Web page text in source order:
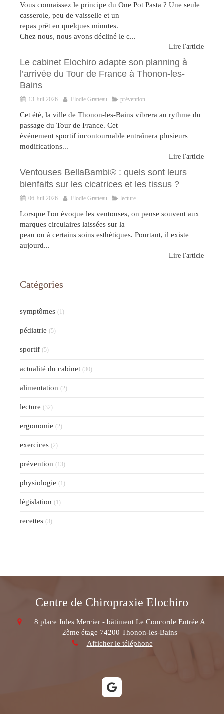
Vous connaissez le principe du One Pot Pasta ? Une seule
casserole, peu de vaisselle et un
repas prêt en quelques minutes.
Chez nous, nous avons décliné le c...
Lire l'article
Le cabinet Elochiro adapte son planning à
l’arrivée du Tour de France à Thonon-les-
Bains
13 Juil 2026 Elodie Gratteau prévention
Cet été, la ville de Thonon-les-Bains vibrera au rythme du
passage du Tour de France. Cet
événement sportif incontournable entraînera plusieurs
modifications...
Lire l'article
Ventouses BellaBambi® : quels sont leurs
bienfaits sur les cicatrices et les tissus ?
06 Juil 2026 Elodie Gratteau lecture
Lorsque l'on évoque les ventouses, on pense souvent aux
marques circulaires laissées sur la
peau ou à certains soins esthétiques. Pourtant, il existe
aujourd...
Lire l'article
Catégories
symptômes (1)
pédiatrie (5)
sportif (5)
actualité du cabinet (30)
alimentation (2)
lecture (32)
ergonomie (2)
exercices (2)
prévention (13)
physiologie (1)
législation (1)
recettes (3)
Centre de Chiropraxie Elochiro
8 place Jules Mercier - bâtiment Le Concorde Entrée A
2ème étage 74200 Thonon-les-Bains
Afficher le téléphone